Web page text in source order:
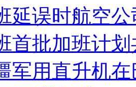
延误时航空
首批加班计划
军用直升机